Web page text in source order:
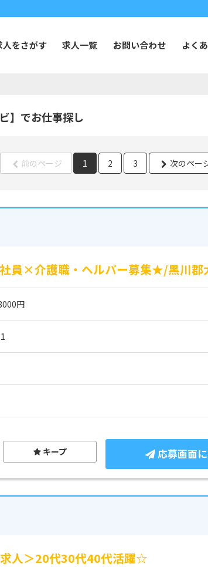
人をさがす 求人一覧 お問い合わせ よく
】でお仕事探し
前のページ 1 2 3 次のペー
員×介護職・ヘルパー募集★/黒川
円
応募画面
キープ
人＞20代30代40代活躍☆